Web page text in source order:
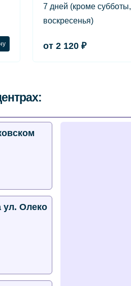
7 дней (кроме субботы,
воскресенья)
от 2 120 ₽
ул. Олеко